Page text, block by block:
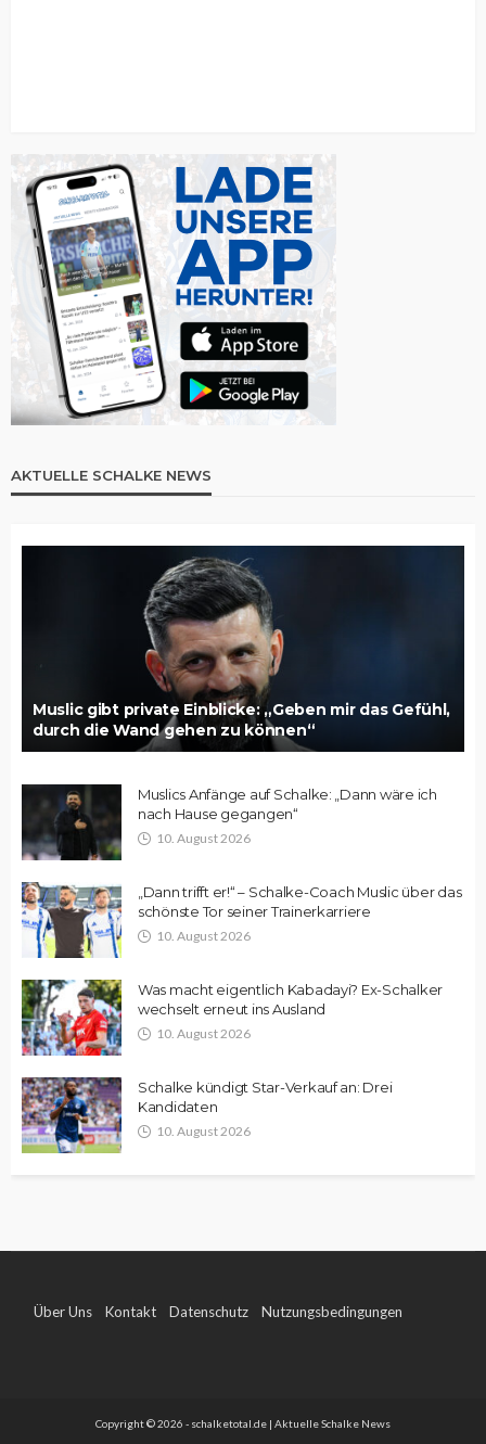
AKTUELLE SCHALKE NEWS
Muslic gibt private Einblicke: „Geben mir das Gefühl,
durch die Wand gehen zu können“
Muslics Anfänge auf Schalke: „Dann wäre ich
nach Hause gegangen“
10. August 2026
„Dann trifft er!“ – Schalke-Coach Muslic über das
schönste Tor seiner Trainerkarriere
10. August 2026
Was macht eigentlich Kabadayi? Ex-Schalker
wechselt erneut ins Ausland
10. August 2026
Schalke kündigt Star-Verkauf an: Drei
Kandidaten
10. August 2026
Über Uns Kontakt Datenschutz Nutzungsbedingungen
Copyright © 2026 - schalketotal.de | Aktuelle Schalke News